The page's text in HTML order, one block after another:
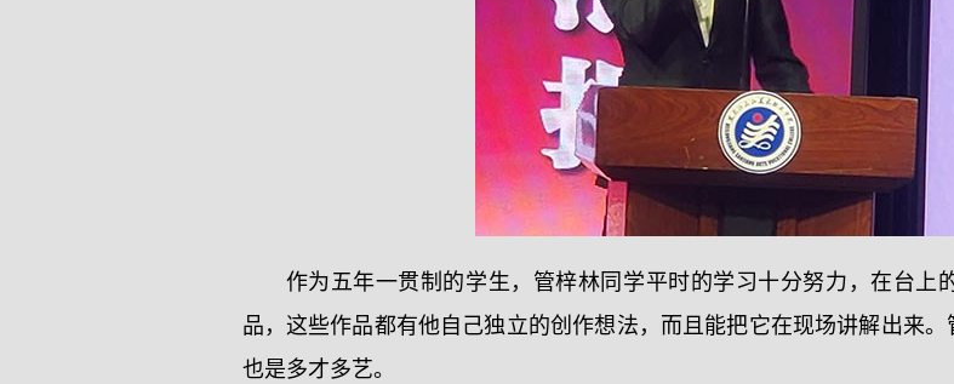
作为五年一贯制的学生，管梓林同学平时的学习十分努力，在台上
品，这些作品都有他自己独立的创作想法，而且能把它在现场讲解出来
也是多才多艺。